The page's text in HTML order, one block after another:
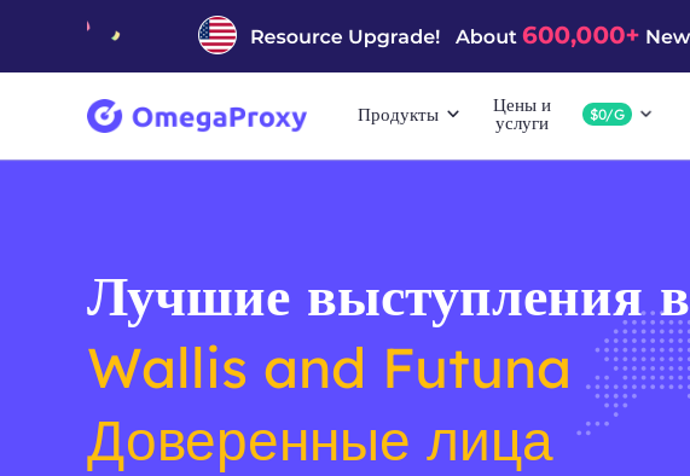
Продукты Цены и
услуги $0/G
Лучшие выступления в
Wallis and Futuna
Доверенные лица